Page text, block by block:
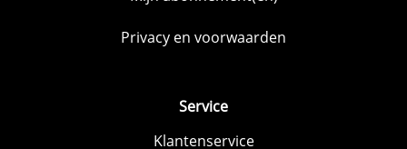
Privacy en voorwaarden
Service
Klantenservice